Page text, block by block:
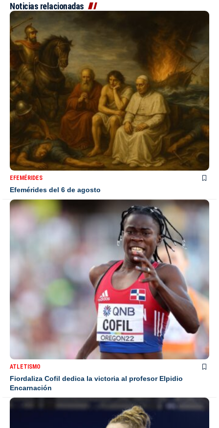
Noticias relacionadas
EFEMÉRIDES
Efemérides del 6 de agosto
ATLETISMO
Fiordaliza Cofil dedica la victoria al profesor Elpidio
Encarnación